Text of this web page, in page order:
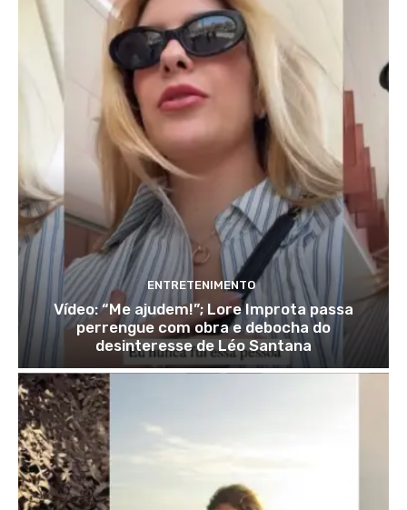
ENTRETENIMENTO
Vídeo: “Me ajudem!”; Lore Improta passa
perrengue com obra e debocha do
desinteresse de Léo Santana